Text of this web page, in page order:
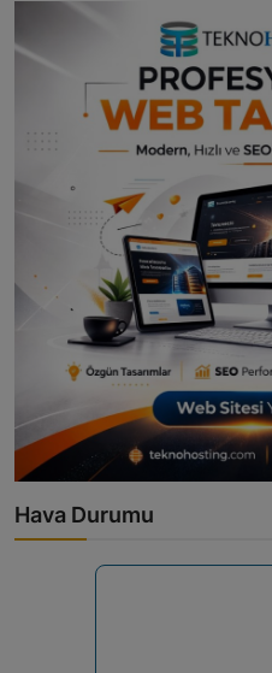
Hava Durumu